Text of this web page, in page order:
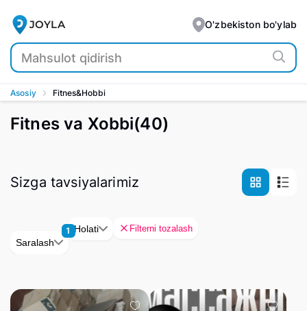
JOYLA O'zbekiston bo'ylab
Asosiy Fitnes&Hobbi
Fitnes va Xobbi(40)
Sizga tavsiyalarimiz
Saralash
1 Holati Filterni tozalash